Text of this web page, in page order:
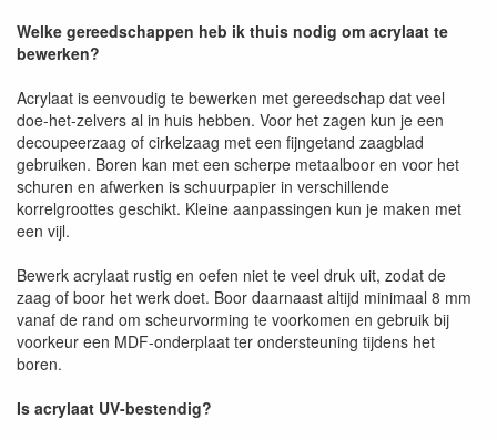
Welke gereedschappen heb ik thuis nodig om acrylaat te
bewerken?
Acrylaat is eenvoudig te bewerken met gereedschap dat veel
doe-het-zelvers al in huis hebben. Voor het zagen kun je een
decoupeerzaag of cirkelzaag met een fijngetand zaagblad
gebruiken. Boren kan met een scherpe metaalboor en voor het
schuren en afwerken is schuurpapier in verschillende
korrelgroottes geschikt. Kleine aanpassingen kun je maken met
een vijl.
Bewerk acrylaat rustig en oefen niet te veel druk uit, zodat de
zaag of boor het werk doet. Boor daarnaast altijd minimaal 8 mm
vanaf de rand om scheurvorming te voorkomen en gebruik bij
voorkeur een MDF-onderplaat ter ondersteuning tijdens het
boren.
Is acrylaat UV-bestendig?